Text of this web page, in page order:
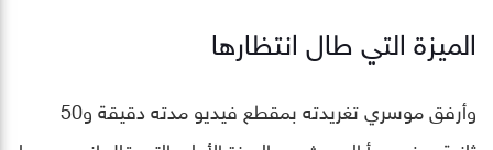
الميزة التي طال انتظارها
وأرفق موسري تغريدته بمقطع فيديو مدته دقيقة و50